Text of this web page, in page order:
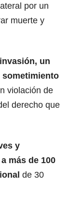
por un
muerte y
, un
sometimiento
violación de
derecho que
y
más de 100
de 30